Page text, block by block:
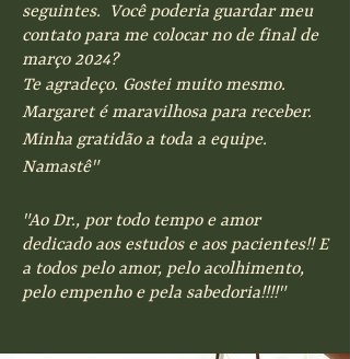
seguintes. Você poderia guardar meu
contato para me colocar no de final de
março 2024?
Te agradeço. Gostei muito mesmo.
Margaret é maravilhosa para receber.
Minha gratidão a toda a equipe.
Namastê"
"Ao Dr., por todo tempo e amor
dedicado aos estudos e aos pacientes!! E
a todos pelo amor, pelo acolhimento,
pelo empenho e pela sabedoria!!!!"